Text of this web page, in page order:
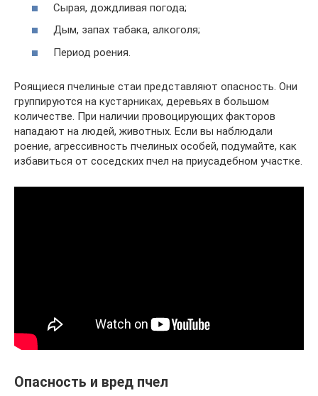
Сырая, дождливая погода;
Дым, запах табака, алкоголя;
Период роения.
Роящиеся пчелиные стаи представляют опасность. Они
группируются на кустарниках, деревьях в большом
количестве. При наличии провоцирующих факторов
нападают на людей, животных. Если вы наблюдали
роение, агрессивность пчелиных особей, подумайте, как
избавиться от соседских пчел на приусадебном участке.
Опасность и вред пчел